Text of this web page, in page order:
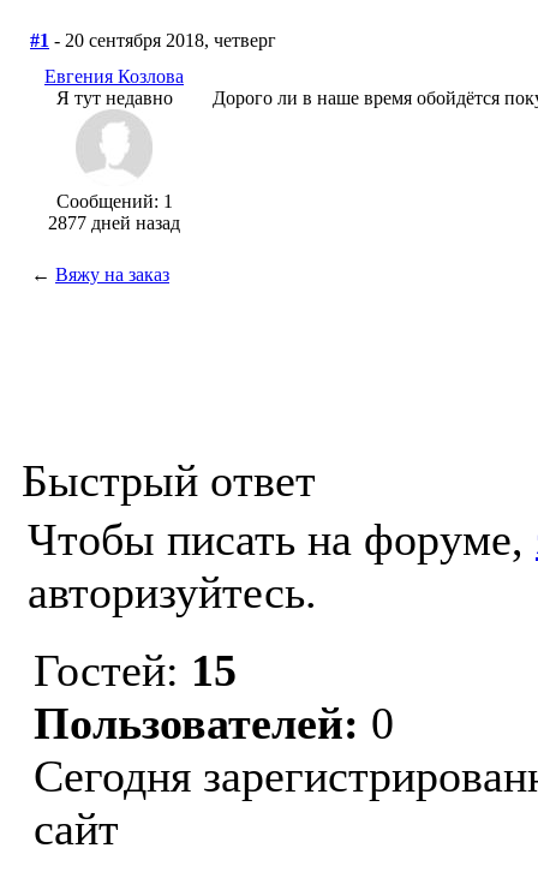
#1 - 20 сентября 2018, четверг
Евгения Козлова
Я тут недавно
Сообщений: 1
2877 дней назад
Дорого ли в наше время обойдётся
← Вяжу на заказ
Быстрый ответ
Чтобы писать на форуме,
авторизуйтесь.
Гостей: 15
Пользователей: 0
Сегодня
сайт